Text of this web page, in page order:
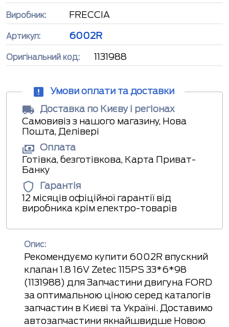
Виробник: FRECCIA
Артикул: 6002R
Оригінальний код: 1131988
Умови оплати та доставки
Доставка по Києву і регіонах
Самовивіз з нашого магазину, Нова
Пошта, Делівері
Оплата
Готівка, безготівкова, Карта Приват-
Банку
Гарантія
12 місяців офіційної гарантії від
виробника крім електро-товарів
Опис:
Рекомендуємо купити 6002R впускний
клапан 1.8 16V Zetec 115PS 33*6*98
(1131988) для Запчастини двигуна FORD
за оптимальною ціною серед каталогів
запчастин в Києві та Україні. Доставимо
автозапчастини якнайшвидше Новою